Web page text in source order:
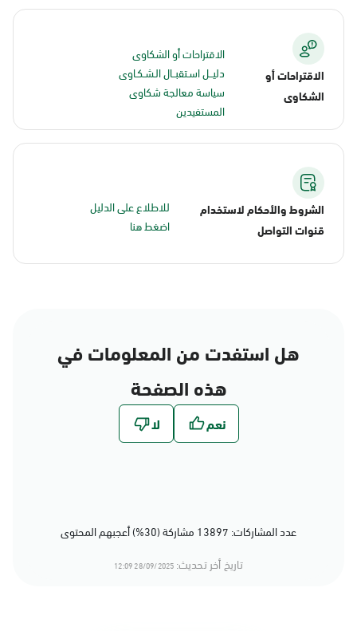
الاقتراحات أو
الشكاوى
الاقتراحات أو الشكاوى
دليــل اسـتقبــال الـشـكـاوى
سياسة معالجة شكاوى
المستفيدين
الشروط والأحكام لاستخدام
قنوات التواصل
للاطلاع على الدليل
اضغط هنا
هل استفدت من المعلومات في
هذه الصفحة
عدد المشاركات: 13897 مشاركة (30%) أعجبهم المحتوى
تاريخ أخر تحديث: 28/09/2025 12:09